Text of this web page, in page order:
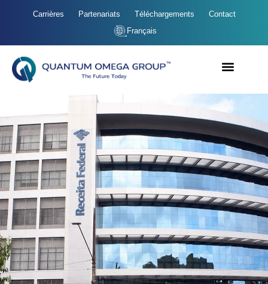
Carrières Partenariats Téléchargements
Contact
Français